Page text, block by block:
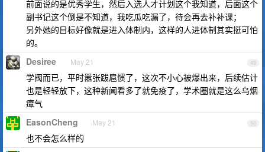
前面说的是优秀学生，然后入选人才计划这个我知道，后面这个
副书记这个倒是不知道，我吃瓜吃漏了，待会再去补补课；
另外她的目标好像就是进入体制内，这样的人进体制其实挺可怕
的。
49
Desiree May 21
学阀而已，平时嚣张跋扈惯了，这次不小心被爆出来，后续估计
也是轻轻放下，这种新闻看多了就免疫了，学术圈就是这么乌烟
瘴气
50
EasonCheng May 21
也不会怎么样的